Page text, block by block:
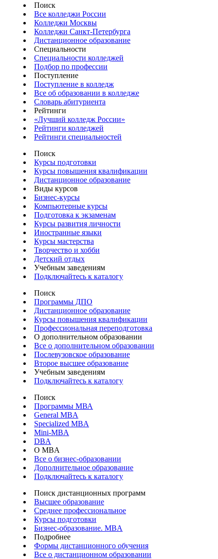
Поиск
Все колледжи России
Колледжи Москвы
Колледжи Санкт-Петербурга
Дистанционное образование
Специальности
Специальности колледжей
Подбор по профессии
Поступление
Поступление в колледж
Все об образовании в колледже
Словарь абитуриента
Рейтинги
«Лучший колледж России»
Рейтинги колледжей
Рейтинги специальностей
Поиск
Курсы подготовки
Курсы повышения квалификации
Дистанционное образование
Виды курсов
Бизнес-курсы
Компьютерные курсы
Подготовка к экзаменам
Курсы развития личности
Иностранные языки
Курсы мастерства
Творчество и хобби
Детский отдых
Учебным заведениям
Подключайтесь к каталогу
Поиск
Программы ДПО
Дистанционное образование
Курсы повышения квалификации
Профессиональная переподготовка
О дополнительном образовании
Все о дополнительном образовании
Послевузовское образование
Второе высшее образование
Учебным заведениям
Подключайтесь к каталогу
Поиск
Программы МВА
General MBA
Specialized MBA
Mini-MBA
DBA
О MBA
Все о бизнес-образовании
Дополнительное образование
Подключайтесь к каталогу
Поиск дистанционных программ
Высшее образование
Среднее профессиональное
Курсы подготовки
Бизнес-образование. MBA
Подробнее
Формы дистанционного обучения
Все о дистанционном образовании